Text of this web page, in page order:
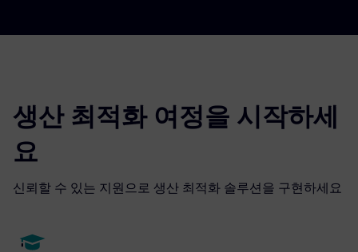
생산 최적화 여정을 시작하세
요
신뢰할 수 있는 지원으로 생산 최적화 솔루션을 구현하세요